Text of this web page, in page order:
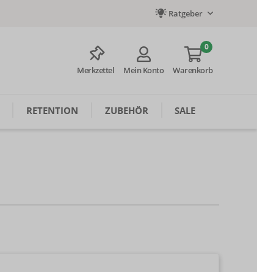
Ratgeber
Merkzettel Mein Konto
0
Warenkorb
RETENTION ZUBEHÖR SALE